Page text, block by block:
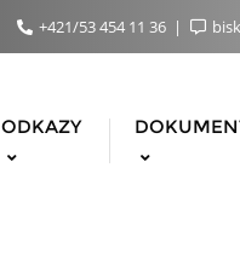
+421/53 454 11 36
ODKAZY